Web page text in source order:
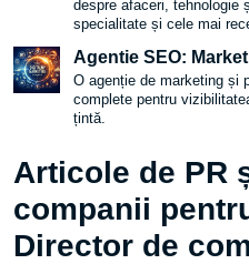
despre afaceri, tehnologie
specialitate și cele mai
Agentie SEO:
O agenție de marketing și
complete pentru
țintă.
Articole de PR
companii
Director de